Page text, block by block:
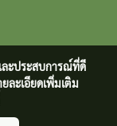
ละประสบการณ์ที่ดี
ละเอียดเพิ่มเติม